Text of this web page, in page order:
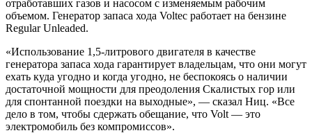
отработавших газов и насосом с изменяемым рабочим
объемом. Генератор запаса хода Voltec работает на бензине
Regular Unleaded.
«Использование 1,5-литрового двигателя в качестве
генератора запаса хода гарантирует владельцам, что они могут
ехать куда угодно и когда угодно, не беспокоясь о наличии
достаточной мощности для преодоления Скалистых гор или
для спонтанной поездки на выходные», — сказал Ниц. «Все
дело в том, чтобы сдержать обещание, что Volt — это
электромобиль без компромиссов».